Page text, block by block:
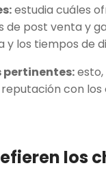
estudia cuáles
de post venta y
los tiempos de
pertinentes:
con
los